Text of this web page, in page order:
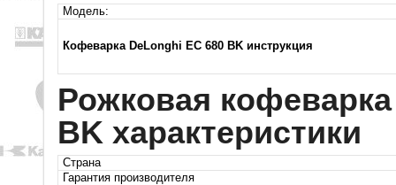
Модель:
Кофеварка DeLonghi EC 680 BK инструкция
Рожковая
BK характеристики
Страна
Гарантия производителя